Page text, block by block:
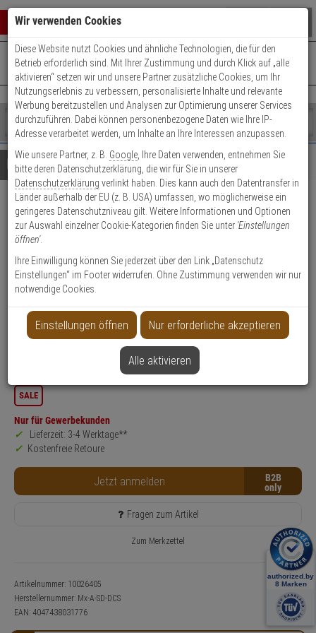
0 ARTIKEL IM WARENKORB
Ihr Warenkorb ist momentan leer.
Ergebnisse ()
Fertig
Shop
durchsuchen
Bitte
geben
Sie
mindestens
Zeichen
ein,
um
Suche
Es
wurde
noch
Kategorien
Suche
gestartet
+49 (0)821 899 493-0Mo. - Do.: 8:00 - 16:30 | Fr.: 8:00 - 14:00 Uhr
Kontaktservice nutzen
Details Beratung
Mobotix Getönte Kuppel für
MOBOTIX MOVE SD-330
Produktmerkmale
Datenblatt drucken
Produktinformationen
Zubehörartikel, Kuppel - Modell: MOVE
Anwendung: Videoüberwachung
SALE
Nur für Gewerbekunden
Lieferzeit: 3-4 Werktage**
Kostenfreie Retoure
Jetzt anmelden B2B
Fragen zum Artikel
Zum Merkzettel
Artikelnummer: 10026405
Herstellernummer: Mx-A-SD-DCS
EAN: 4047438031776
Wir verwenden Cookies
Diese Website nutzt Cookies und ähnliche Technologien, die für den
Betrieb erforderlich sind. Mit Ihrer Zustimmung und durch Klick auf „alle
aktivieren“ setzen wir und unsere Partner zusätzliche Cookies, um Ihr
Nutzungserlebnis zu verbessern, personalisierte Inhalte und relevante
Werbung bereitzustellen und Analysen zur Optimierung unserer Services
durchzuführen. Dabei können personenbezogene Daten wie Ihre IP-
Adresse verarbeitet werden, um Inhalte an Ihre Interessen anzupassen.
Wie unsere Partner, z. B. Google , Ihre Daten verwenden, entnehmen Sie
bitte deren Datenschutzerklärung, die wir für Sie in unserer
Datenschutzerklärung verlinkt haben. Dies kann auch den Datentransfer in
Länder außerhalb der EU (z. B. USA) umfassen, wo möglicherweise ein
geringeres Datenschutzniveau gilt. Weitere Informationen und Optionen
zur Auswahl einzelner Cookie-Kategorien finden Sie unter 'Einstellungen
öffnen'.
Ihre Einwilligung können Sie jederzeit über den Link „Datenschutz
Einstellungen“ im Footer widerrufen. Ohne Zustimmung verwenden wir nur
notwendige Cookies.
Einstellungen öffnen Nur erforderliche akzeptieren
Alle aktivieren